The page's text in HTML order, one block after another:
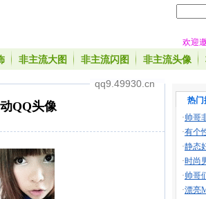
欢迎
非主流大图 非主流闪图 非主流头像
qq9.49930.cn
QQ头像
热门
·帅哥
·有个
·静态
·时尚
·帅哥
·漂亮